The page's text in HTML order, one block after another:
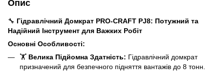
Опис
🔧 Гідравлічний Домкрат PRO-CRAFT PJ8: Потужний та
Надійний Інструмент для Важких Робіт
Основні Особливості:
🏋️ Велика Підйомна Здатність: Гідравлічний домкрат
призначений для безпечного підняття вантажів до 8 тонн.